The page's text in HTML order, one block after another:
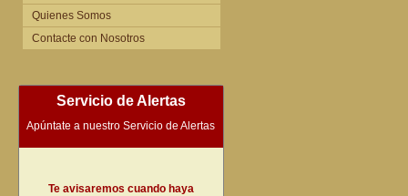
Quienes Somos
Contacte con Nosotros
Servicio de Alertas
Apúntate a nuestro Servicio de Alertas
Te avisaremos cuando haya